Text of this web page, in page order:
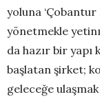
yoluna
yönetmekle
da hazır bir yapı
başlatan şirket;
geleceğe